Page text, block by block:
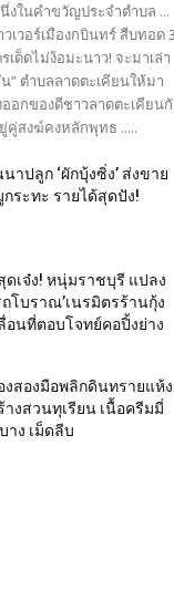
ในคำขวัญประจำตำบล ...
เวอร์เมืองกบินทร์ สืบทอด 3
ด็ดไม่ง้อมะนาว! จะมาเล่า
” ตำบลลาดตะเคียนให้มา
อกของดีชาวลาดตะเคียน
สงฆ์คงหลักพุทธ .....
าปลูก ‘ผักบุ้งซิ่ง’ ส่งขาย
ระทะ รายได้สุดปัง!
ดเจ๋ง! หนุ่มราชบุรี แปลง
ถโบราณ’เนรมิตรร้านกุ้ง
อนที่ตอบโจทย์คอปิ้งย่าง
สองมือพลิกดินทรายแห้ง
างสวนทุเรียน เนื้อครีมมี่
าง เม็ดลีบ